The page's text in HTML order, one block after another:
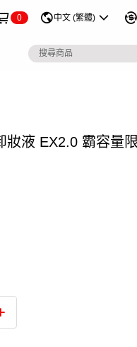
0 中文 (繁體)
妝液 EX2.0 霸容量